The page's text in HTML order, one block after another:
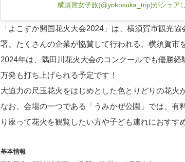
横須賀女子旅(@yokosuka_trip)がシェア
「よこすか開国花火大会2024」は、横須賀市観光
署、たくさんの企業が協賛して行われる、横須賀市
2024年は、隅田川花火大会のコンクールでも優勝
万発も打ち上げられる予定です！
大迫力の尺玉花火をはじめとした色とりどりの花火
なお、会場の一つである「うみかぜ公園」では、有
り座って花火を観覧したい方や子ども連れにおすす
基本情報